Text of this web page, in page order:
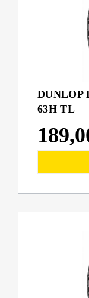
DUNLOP
63H TL